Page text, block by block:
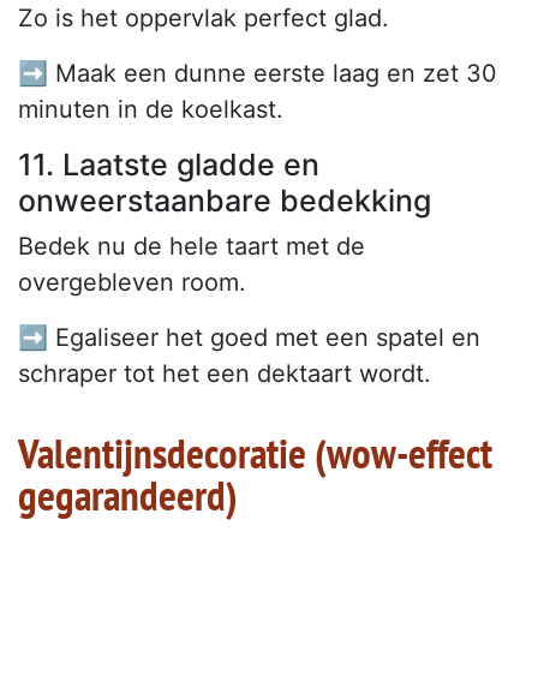
Zo is het oppervlak perfect glad.
➡️ Maak een dunne eerste laag en zet 30
minuten in de koelkast.
11. Laatste gladde en
onweerstaanbare bedekking
Bedek nu de hele taart met de
overgebleven room.
➡️ Egaliseer het goed met een spatel en
schraper tot het een dektaart wordt.
Valentijnsdecoratie (wow-effect
gegarandeerd)